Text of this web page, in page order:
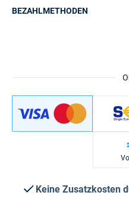
BEZAHLMETHODEN
Keine Zusatzkosten